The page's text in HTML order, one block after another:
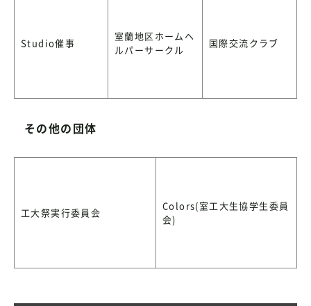
Studio催事
室蘭地区ホームヘ
ルパーサークル
国際交流クラブ
その他の団体
工大祭実行委員会
Colors(室工大生協学生委員
会)